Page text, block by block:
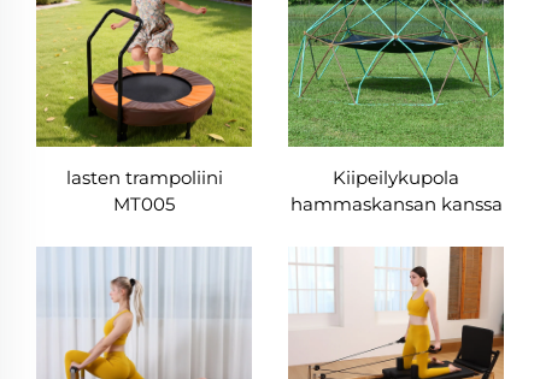
lasten trampoliini
MT005
Kiipeilykupola
hammaskansan kanssa